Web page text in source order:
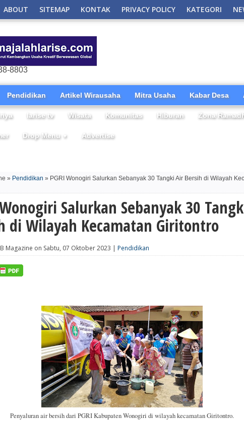
ABOUT SITEMAP KONTAK PRIVACY POLICY KATEGORI
8803
Pendidikan Artikel Wirausaha Mitra Usaha Kabar Desa
larise tv Wisata Komunitas Hiburan Zona
Drop Menu ▼ Advertise
» Pendidikan » PGRI Wonogiri Salurkan Sebanyak 30 Tangki Air Bersih di Wilayah
Salurkan Sebanyak 30
di Wilayah Kecamatan Giritontro
Magazine on Sabtu, 07 Oktober 2023 | Pendidikan
Penyaluran air bersih dari PGRI Kabupaten Wonogiri di wilayah kecamatan Giritontro.